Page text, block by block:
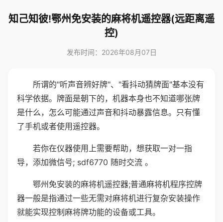
知己知彼!鄂州免安装的麻将机遥控器(远距离遥
控)
发布时间：2026年08月07日
所谓的"听声音辨好牌"、"看抖动猜牌面"基本没有
科学依据。牌面是朝下的，机器本身也不知道哪张牌
是什么，怎么可能通过声音和抖动暴露信息。只有懂
了手机或者使用遥控器。
若你在仪器使用上需要帮助，想获取一对一指
导，添加微信号; sdf6770 随时交流 。
鄂州免安装的麻将机遥控器;普通麻将机程序控牌
器一般是指通过一些无需对麻将机进行复杂安装操作
就能实现控制麻将牌功能的设备或工具。